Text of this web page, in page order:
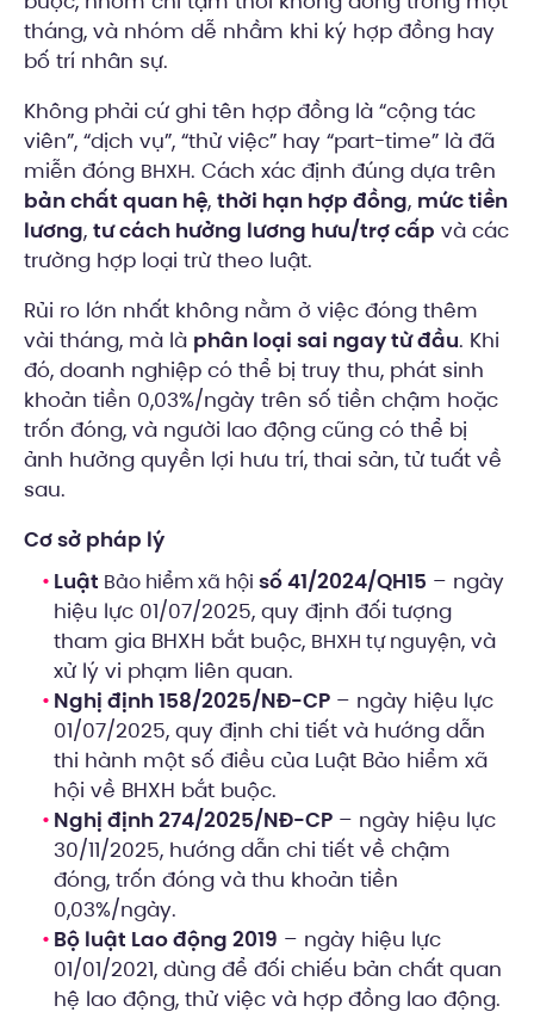
tháng, và nhóm dễ nhầm khi ký hợp đồng hay
bố trí nhân sự.
Không phải cứ ghi tên hợp đồng là “cộng tác
viên”, “dịch vụ”, “thử việc” hay “part-time” là đã
miễn đóng BHXH. Cách xác định đúng dựa trên
bản chất quan hệ, thời hạn hợp đồng, mức tiền
lương, tư cách hưởng lương hưu/trợ cấp và các
trường hợp loại trừ theo luật.
Rủi ro lớn nhất không nằm ở việc đóng thêm
vài tháng, mà là phân loại sai ngay từ đầu. Khi
đó, doanh nghiệp có thể bị truy thu, phát sinh
khoản tiền 0,03%/ngày trên số tiền chậm hoặc
trốn đóng, và người lao động cũng có thể bị
ảnh hưởng quyền lợi hưu trí, thai sản, tử tuất về
sau.
Cơ sở pháp lý
Luật Bảo hiểm xã hội số 41/2024/QH15 – ngày
hiệu lực 01/07/2025, quy định đối tượng
tham gia BHXH bắt buộc, BHXH tự nguyện, và
xử lý vi phạm liên quan.
Nghị định 158/2025/NĐ-CP – ngày hiệu lực
01/07/2025, quy định chi tiết và hướng dẫn
thi hành một số điều của Luật Bảo hiểm xã
hội về BHXH bắt buộc.
Nghị định 274/2025/NĐ-CP – ngày hiệu lực
30/11/2025, hướng dẫn chi tiết về chậm
đóng, trốn đóng và thu khoản tiền
0,03%/ngày.
Bộ luật Lao động 2019 – ngày hiệu lực
01/01/2021, dùng để đối chiếu bản chất quan
hệ lao động, thử việc và hợp đồng lao động.